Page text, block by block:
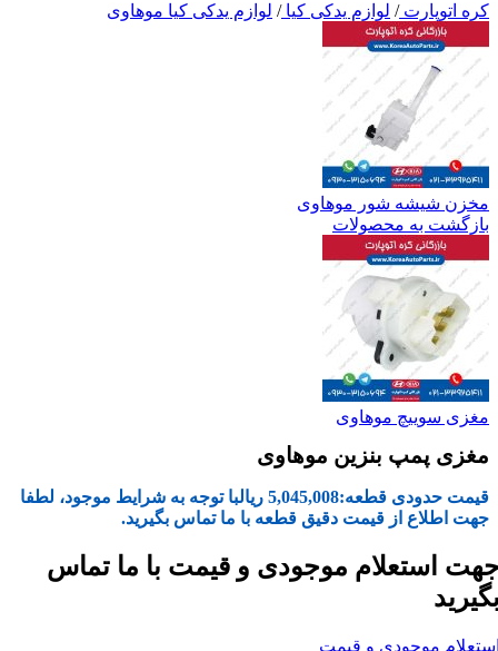
کره اتوپارت/ لوازم یدکی کیا/ لوازم یدکی کیا موهاوی
مخزن شیشه شور موهاوی
بازگشت به محصولات
مغزی سوییچ موهاوی
مغزی پمپ بنزین موهاوی
قیمت حدودی قطعه:5,045,008 ریالبا توجه به شرایط موجود، لطفا
جهت اطلاع از قیمت دقیق قطعه با ما تماس بگیرید.
استعلام موجودی و قیمت با ما تماس
موجودی و قیمت